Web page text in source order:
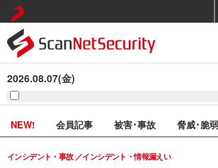
2026.08.07(金)
NEW! 会員記事 被害･事故 脅威･脆
インシデント・事故 インシデント・情報漏えい